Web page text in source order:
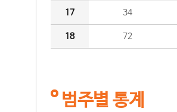
17 34
18 72
범주별 통계